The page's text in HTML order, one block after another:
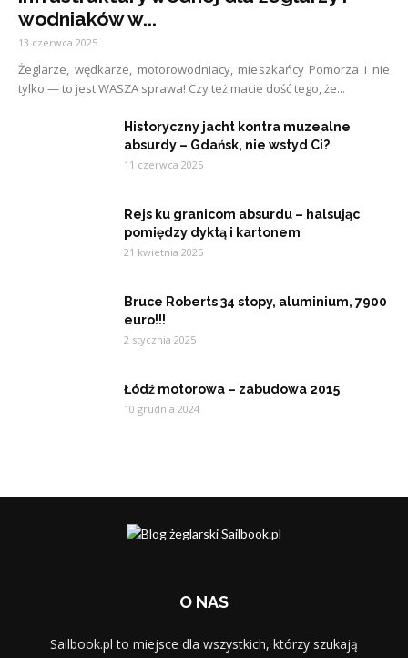
wodniaków w...
13 czerwca 2025
Żeglarze, wędkarze, motorowodniacy, mieszkańcy Pomorza i nie
tylko — to jest WASZA sprawa! Czy też macie dość tego, że...
Historyczny jacht kontra muzealne
absurdy – Gdańsk, nie wstyd Ci?
11 czerwca 2025
Rejs ku granicom absurdu – halsując
pomiędzy dyktą i kartonem
21 kwietnia 2025
Bruce Roberts 34 stopy, aluminium, 7900
euro!!!
2 stycznia 2025
Łódź motorowa – zabudowa 2015
10 grudnia 2024
O NAS
Sailbook.pl to miejsce dla wszystkich, którzy szukają